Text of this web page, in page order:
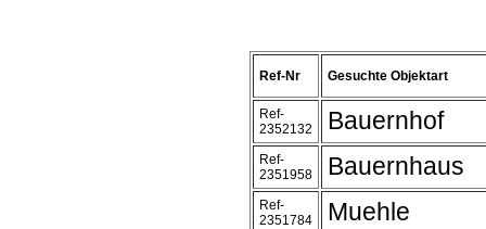
Ref-Nr Gesuchte Objektart
Ref-
2352132
Bauernhof
Ref-
2351958
Bauernhaus
Ref-
2351784
Muehle